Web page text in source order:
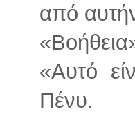
από
«Αυτό
Πένυ.